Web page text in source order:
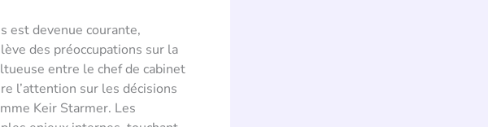
est devenue courante,
des préoccupations sur la
entre le chef de cabinet
l’attention sur les décisions
Keir Starmer. Les